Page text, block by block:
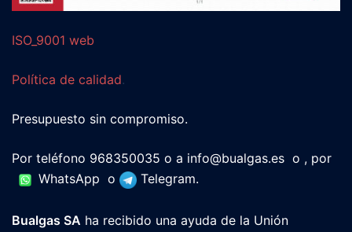
ISO_9001 web
Política de calidad.
Presupuesto sin compromiso.
Por teléfono 968350035 o a info@bualgas.es o , por
WhatsApp o Telegram.
Bualgas SA ha recibido una ayuda de la Unión